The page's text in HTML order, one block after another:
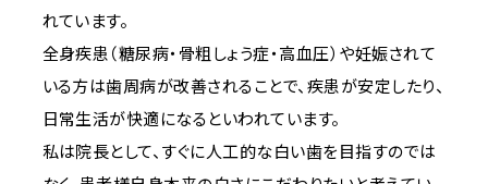
れています。
全身疾患（糖尿病・骨粗しょう症・高血圧）や妊娠されて
いる方は歯周病が改善されることで、疾患が安定したり、
日常生活が快適になるといわれています。
私は院長として、すぐに人工的な白い歯を目指すのでは